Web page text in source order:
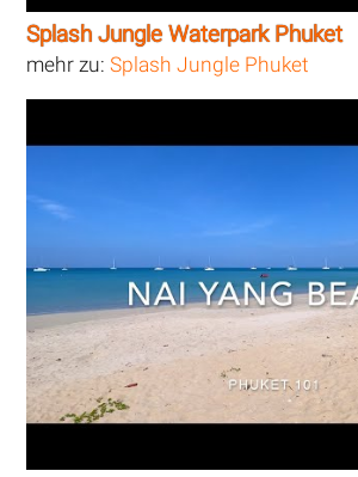
Splash Jungle Waterpark Phuket
mehr zu:Splash Jungle Phuket